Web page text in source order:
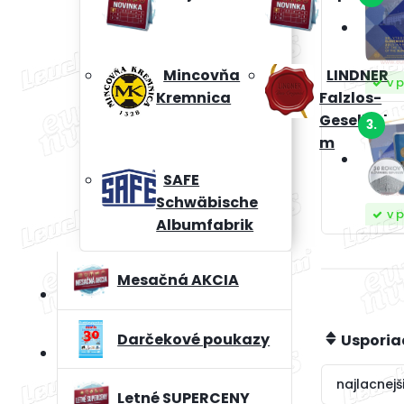
Mincovňa
Kremnica
LINDNER
Falzlos-
m
SAFE
Schwäbische
Albumfabrik
Mesačná AKCIA
Darčekové poukazy
Letné SUPERCENY
v
3.
v